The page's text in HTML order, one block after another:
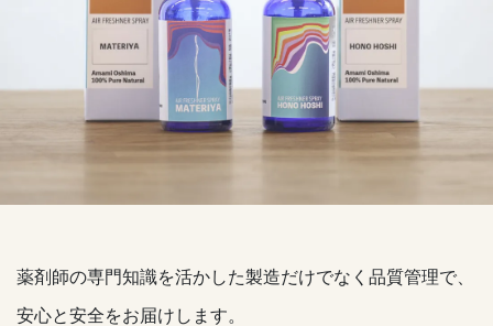
薬剤師の専門知識を活かした製造だけでなく品質管理で、
安心と安全をお届けします。